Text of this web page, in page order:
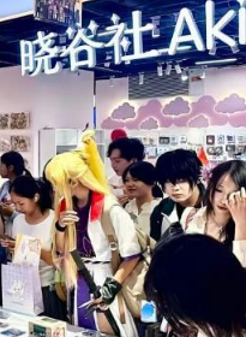
旅融合，成为了破
自上而下的指令，